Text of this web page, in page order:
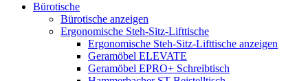
Bürotische
Bürotische anzeigen
Ergonomische Steh-Sitz-Lifttische
Ergonomische Steh-Sitz-Lifttische anzeigen
Geramöbel ELEVATE
Geramöbel EPRO+ Schreibtisch